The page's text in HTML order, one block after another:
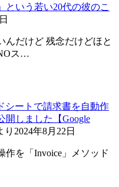
という若い20代の彼のこ
んだけど 残念だけどほと
ス…
シートで請求書を自動作
開しました【Google
り 2024年8月22日
作を「Invoice」メソッド